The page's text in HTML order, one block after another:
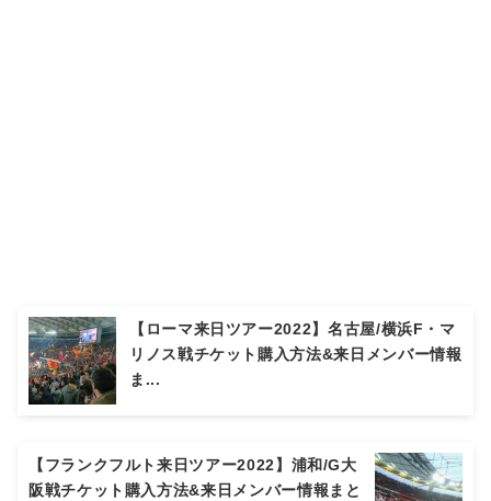
【ローマ来日ツアー2022】名古屋/横浜F・マ
リノス戦チケット購入方法&来日メンバー情報
ま...
【フランクフルト来日ツアー2022】浦和/G大
阪戦チケット購入方法&来日メンバー情報まと